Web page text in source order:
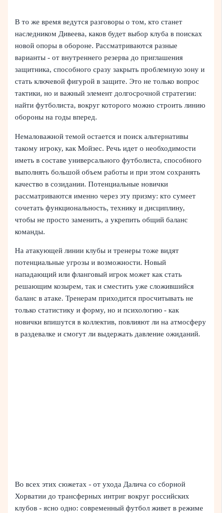
В то же время ведутся разговоры о том, кто станет
наследником Дивеева, каков будет выбор клуба в поисках
новой опоры в обороне. Рассматриваются разные
варианты - от внутреннего резерва до приглашения
защитника, способного сразу закрыть проблемную зону и
стать ключевой фигурой в защите. Это не только вопрос
тактики, но и важный элемент долгосрочной стратегии:
найти футболиста, вокруг которого можно строить линию
обороны на годы вперед.
Немаловажной темой остается и поиск альтернативы
такому игроку, как Мойзес. Речь идет о необходимости
иметь в составе универсального футболиста, способного
выполнять большой объем работы и при этом сохранять
качество в созидании. Потенциальные новички
рассматриваются именно через эту призму: кто сумеет
сочетать функциональность, технику и дисциплину,
чтобы не просто заменить, а укрепить общий баланс
команды.
На атакующей линии клубы и тренеры тоже видят
потенциальные угрозы и возможности. Новый
нападающий или фланговый игрок может как стать
решающим козырем, так и сместить уже сложившийся
баланс в атаке. Тренерам приходится просчитывать не
только статистику и форму, но и психологию - как
новички впишутся в коллектив, повлияют ли на атмосферу
в раздевалке и смогут ли выдержать давление ожиданий.
Во всех этих сюжетах - от ухода Далича со сборной
Хорватии до трансферных интриг вокруг российских
клубов - ясно одно: современный футбол живет в режиме